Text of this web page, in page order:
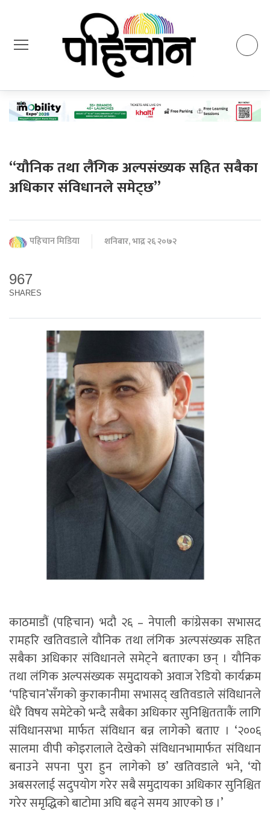
“यौनिक तथा लैंगिक अल्पसंख्यक सहित सबैका
अधिकार संविधानले समेट्छ”
पहिचान मिडिया शनिबार, भाद्र २६ २०७२
967
SHARES
काठमाडौं (पहिचान) भदौ २६ – नेपाली कांग्रेसका सभासद
रामहरि खतिवडाले यौनिक तथा लंगिक अल्पसंख्यक सहित
सबैका अधिकार संविधानले समेट्ने बताएका छन् । यौनिक
तथा लंगिक अल्पसंख्यक समुदायको अवाज रेडियो कार्यक्रम
‘पहिचान’सँगको कुराकानीमा सभासद् खतिवडाले संविधानले
धेरै विषय समेटेको भन्दै सबैका अधिकार सुनिश्चितताकैं लागि
संविधानसभा मार्फत संविधान बन्न लागेको बताए । ‘२००६
सालमा वीपी कोइरालाले देखेको संविधानभामार्फत संविधान
बनाउने सपना पुरा हुन लागेको छ’ खतिवडाले भने, ‘यो
अबसरलाई सदुपयोग गरेर सबै समुदायका अधिकार सुनिश्चित
गरेर समृद्धिको बाटोमा अघि बढ्ने समय आएको छ ।’